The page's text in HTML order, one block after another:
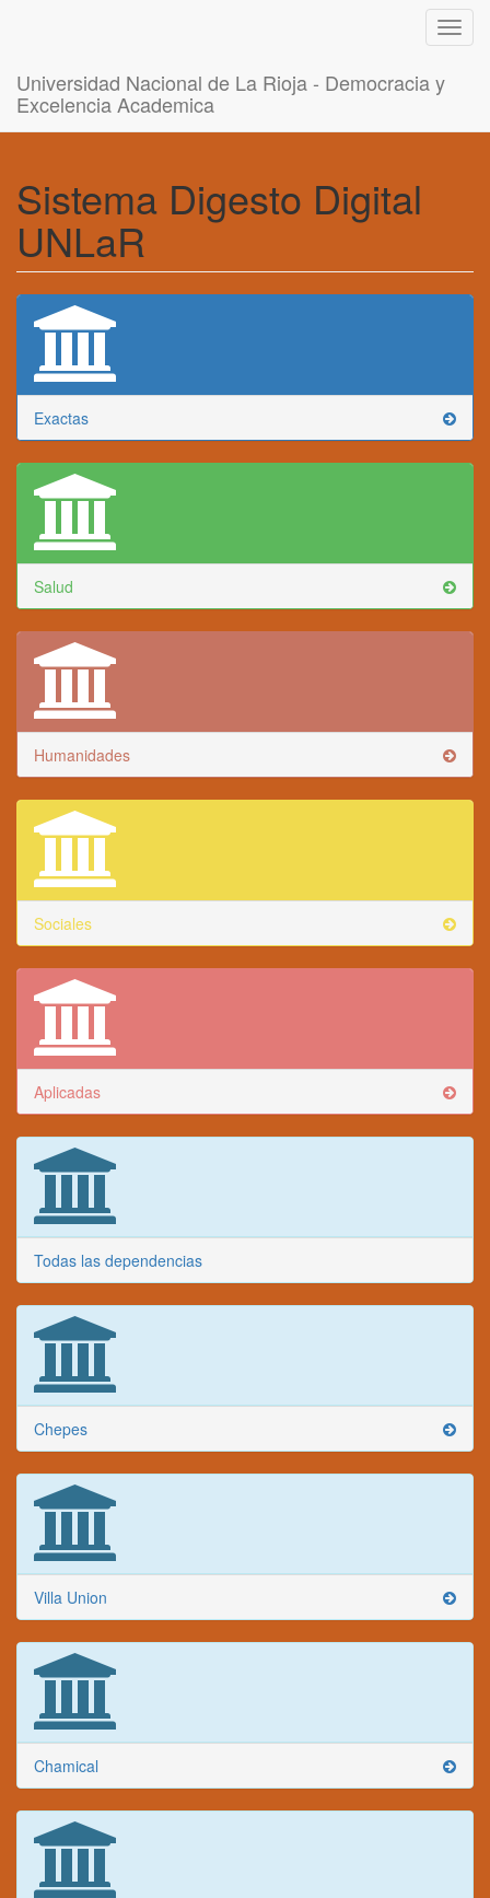
Universidad Nacional de La Rioja - Democracia y
Excelencia Academica
Sistema Digesto Digital
UNLaR
Exactas
Salud
Humanidades
Sociales
Aplicadas
Todas las dependencias
Chepes
Villa Union
Chamical